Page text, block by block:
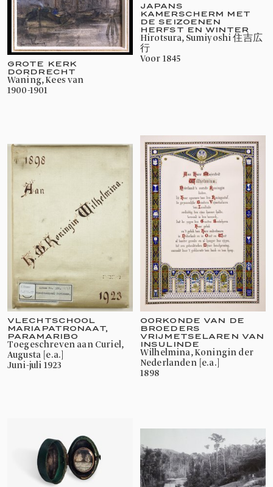
GROTE KERK
DORDRECHT
Waning, Kees van
1900-1901
JAPANS
KAMERSCHERM MET
DE SEIZOENEN
HERFST EN WINTER
Hirotsura, Sumiyoshi 住吉広
行
voor 1845
VLECHTSCHOOL
MARIAPATRONAAT,
PARAMARIBO
toegeschreven aan Curiel,
Augusta [e.a.]
juni-juli 1923
OORKONDE VAN DE
BROEDERS
VRIJMETSELAREN VAN
INSULINDE
Wilhelmina, Koningin der
Nederlanden [e.a.]
1898